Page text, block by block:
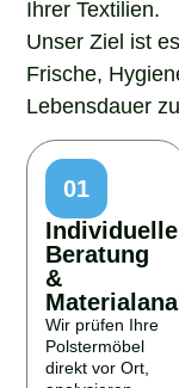
Unser Ziel ist
Frische,
Lebensdauer
01
Individuelle
Beratung
&
Wir prüfen Ihre
Polstermöbel
direkt vor Ort,
analysieren